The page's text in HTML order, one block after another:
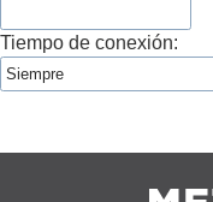
Tiempo de conexión: